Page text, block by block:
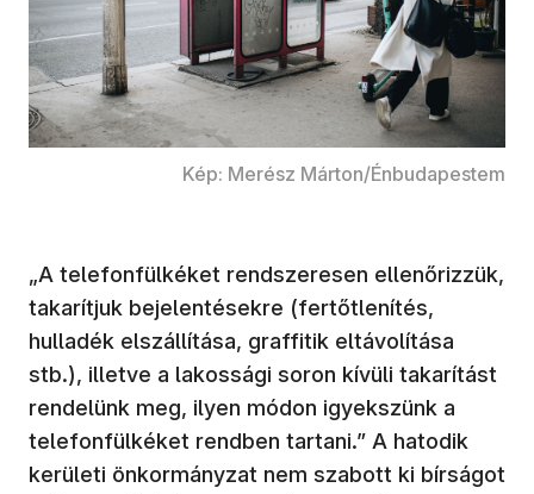
Kép: Merész Márton/Énbudapestem
„A telefonfülkéket rendszeresen ellenőrizzük,
takarítjuk bejelentésekre (fertőtlenítés,
hulladék elszállítása, graffitik eltávolítása
stb.), illetve a lakossági soron kívüli takarítást
rendelünk meg, ilyen módon igyekszünk a
telefonfülkéket rendben tartani.” A hatodik
kerületi önkormányzat nem szabott ki bírságot